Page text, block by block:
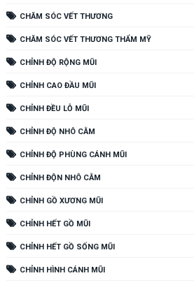
CHĂM SÓC VẾT THƯƠNG
CHĂM SÓC VẾT THƯƠNG THẨM MỸ
CHỈNH ĐỘ RỘNG MŨI
CHỈNH CAO ĐẦU MŨI
CHỈNH ĐỀU LỖ MŨI
CHỈNH ĐỘ NHÔ CẰM
CHỈNH ĐỘ PHÙNG CÁNH MŨI
CHỈNH ĐỘN NHÔ CẰM
CHỈNH GỒ XƯƠNG MŨI
CHỈNH HẾT GỒ MŨI
CHỈNH HẾT GỒ SỐNG MŨI
CHỈNH HÌNH CÁNH MŨI